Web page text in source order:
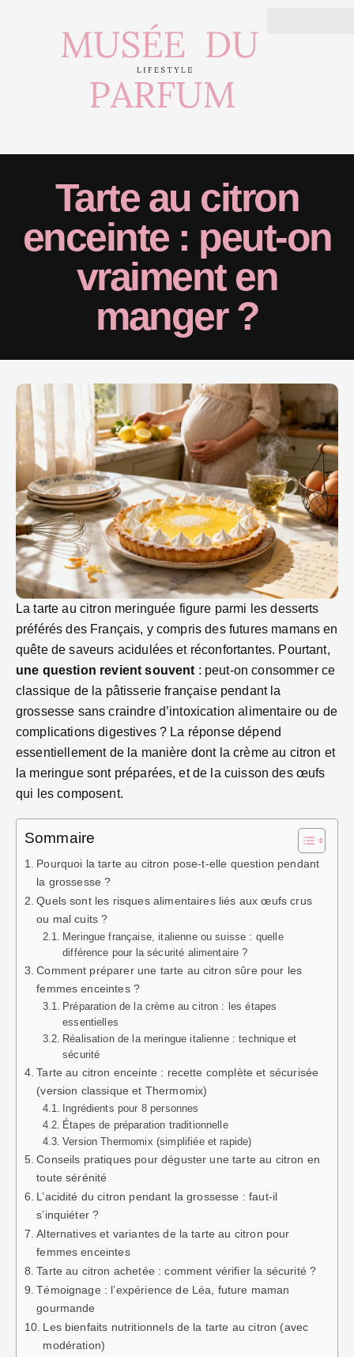
Tarte au citron
enceinte : peut-on
vraiment en
manger ?
La tarte au citron meringuée figure parmi les desserts
préférés des Français, y compris des futures mamans en
quête de saveurs acidulées et réconfortantes. Pourtant,
une question revient souvent : peut-on consommer ce
classique de la pâtisserie française pendant la
grossesse sans craindre d’intoxication alimentaire ou de
complications digestives ? La réponse dépend
essentiellement de la manière dont la crème au citron et
la meringue sont préparées, et de la cuisson des œufs
qui les composent.
Sommaire
Pourquoi la tarte au citron pose-t-elle question pendant
la grossesse ?
Quels sont les risques alimentaires liés aux œufs crus
ou mal cuits ?
Meringue française, italienne ou suisse : quelle
différence pour la sécurité alimentaire ?
Comment préparer une tarte au citron sûre pour les
femmes enceintes ?
Préparation de la crème au citron : les étapes
essentielles
Réalisation de la meringue italienne : technique et
sécurité
Tarte au citron enceinte : recette complète et sécurisée
(version classique et Thermomix)
Ingrédients pour 8 personnes
Étapes de préparation traditionnelle
Version Thermomix (simplifiée et rapide)
Conseils pratiques pour déguster une tarte au citron en
toute sérénité
L’acidité du citron pendant la grossesse : faut-il
s’inquiéter ?
Alternatives et variantes de la tarte au citron pour
femmes enceintes
Tarte au citron achetée : comment vérifier la sécurité ?
Témoignage : l’expérience de Léa, future maman
gourmande
Les bienfaits nutritionnels de la tarte au citron (avec
modération)